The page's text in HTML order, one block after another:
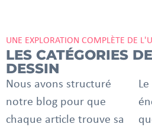
UNE EXPLORATION COMPLÈTE DE
LES CATÉGORIES
DESSIN
Nous avons structuré
notre blog pour que
chaque article trouve sa